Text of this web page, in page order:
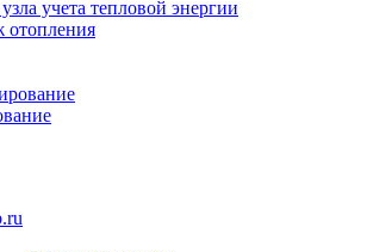
учета тепловой энергии